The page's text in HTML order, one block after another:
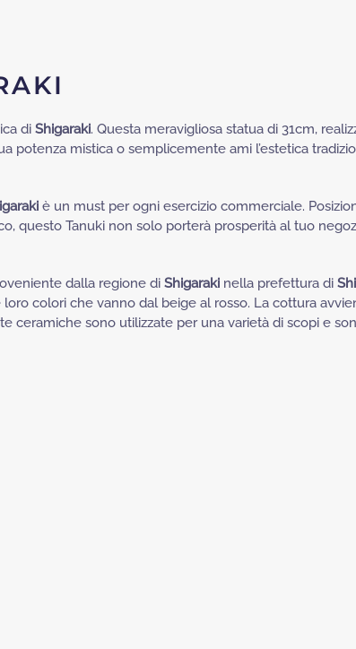
di Shigaraki. Questa meravigliosa statua di 31cm,
potenza mistica o semplicemente ami l’estetica
è un must per ogni esercizio commerciale.
questo Tanuki non solo porterà prosperità al tuo
dalla regione di Shigaraki nella prefettura di
colori che vanno dal beige al rosso. La cottura
sono utilizzate per una varietà di scopi e